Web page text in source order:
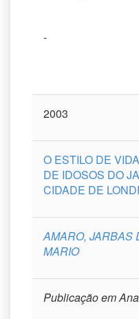
-
2003
O ESTILO DE
DE IDOSOS DO
CIDADE DE
AMARO, JARBAS
MARIO
Publicação em